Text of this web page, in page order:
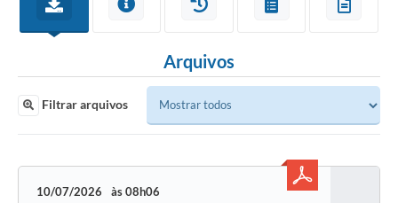
Arquivos
Filtrar arquivos
10/07/2026 08h06